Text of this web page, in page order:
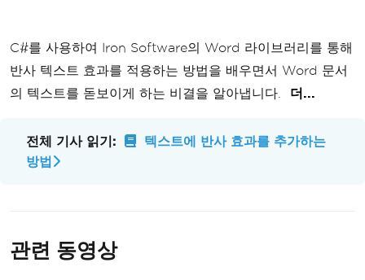
C#를 사용하여 Iron Software의 Word 라이브러리를 통해
반사 텍스트 효과를 적용하는 방법을 배우면서 Word 문서
의 텍스트를 돋보이게 하는 비결을 알아냅니다.
더...
전체 기사 읽기:
텍스트에 반사 효과를 추가하는
방법
관련 동영상